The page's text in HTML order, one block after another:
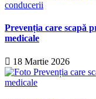
Prevenția care scapă
medicale
18 Martie 2026